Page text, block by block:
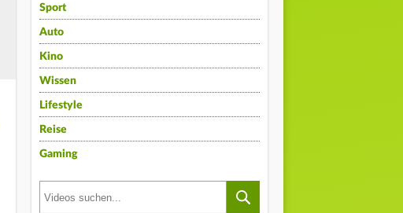
Sport
Auto
Kino
Wissen
Lifestyle
Reise
Gaming